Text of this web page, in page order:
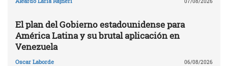
El plan del Gobierno estadounidense para
América Latina y su brutal aplicación en
Venezuela
Oscar Laborde 06/08/2026